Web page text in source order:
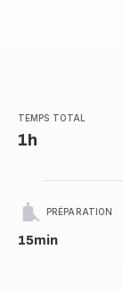
TEMPS TOTAL
1h
PRÉPARATION
15min